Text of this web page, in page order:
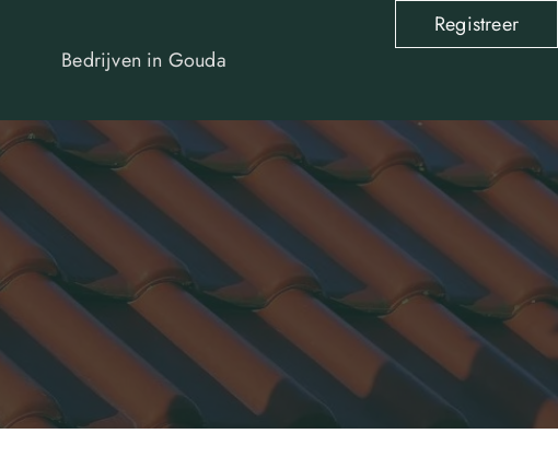
Bedrijven in Gouda
Registreer